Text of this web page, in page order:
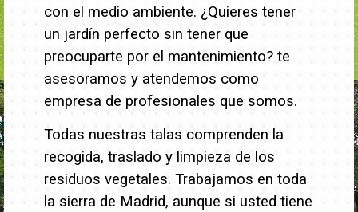
con el medio ambiente. ¿Quieres tener
un jardín perfecto sin tener que
preocuparte por el mantenimiento? te
asesoramos y atendemos como
empresa de profesionales que somos.
Todas nuestras talas comprenden la
recogida, traslado y limpieza de los
residuos vegetales. Trabajamos en toda
la sierra de Madrid, aunque si usted tiene